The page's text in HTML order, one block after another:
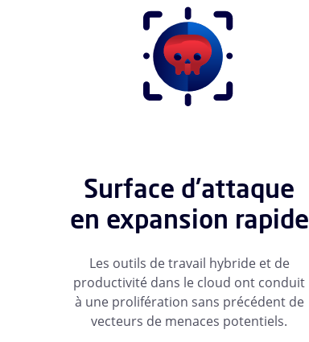
Surface d'attaque
en expansion rapide
Les outils de travail hybride et de
productivité dans le cloud ont conduit
à une prolifération sans précédent de
vecteurs de menaces potentiels.